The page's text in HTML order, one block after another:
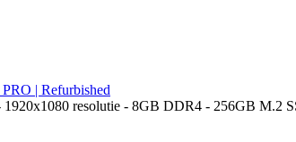
| Refurbished
resolutie - 8GB DDR4 - 256GB M.2